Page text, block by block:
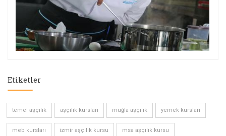
Etiketler
temel aşçılık aşçılık kursları muğla aşçılık yemek kursları
meb kursları izmir aşçılık kursu msa aşçılık kursu